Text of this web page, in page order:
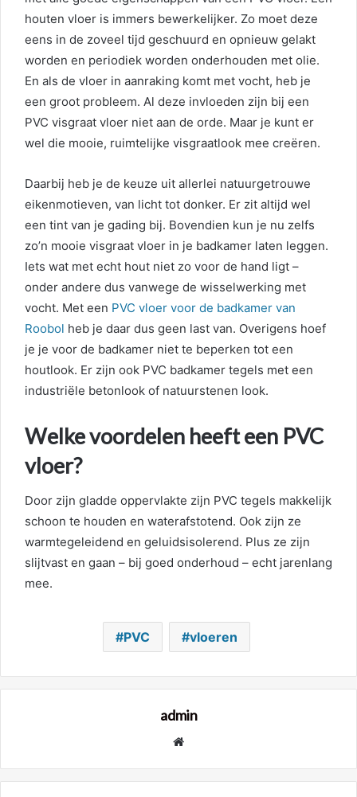
houten vloer is immers bewerkelijker. Zo moet deze
eens in de zoveel tijd geschuurd en opnieuw gelakt
worden en periodiek worden onderhouden met olie.
En als de vloer in aanraking komt met vocht, heb je
een groot probleem. Al deze invloeden zijn bij een
PVC visgraat vloer niet aan de orde. Maar je kunt er
wel die mooie, ruimtelijke visgraatlook mee creëren.
Daarbij heb je de keuze uit allerlei natuurgetrouwe
eikenmotieven, van licht tot donker. Er zit altijd wel
een tint van je gading bij. Bovendien kun je nu zelfs
zo’n mooie visgraat vloer in je badkamer laten leggen.
Iets wat met echt hout niet zo voor de hand ligt –
onder andere dus vanwege de wisselwerking met
vocht. Met een PVC vloer voor de badkamer van
Roobol heb je daar dus geen last van. Overigens hoef
je je voor de badkamer niet te beperken tot een
houtlook. Er zijn ook PVC badkamer tegels met een
industriële betonlook of natuurstenen look.
Welke voordelen heeft een PVC
vloer?
Door zijn gladde oppervlakte zijn PVC tegels makkelijk
schoon te houden en waterafstotend. Ook zijn ze
warmtegeleidend en geluidsisolerend. Plus ze zijn
slijtvast en gaan – bij goed onderhoud – echt jarenlang
mee.
PVC vloeren
admin
Website